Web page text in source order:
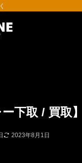
ー下取 / 買取
2023年8月1日